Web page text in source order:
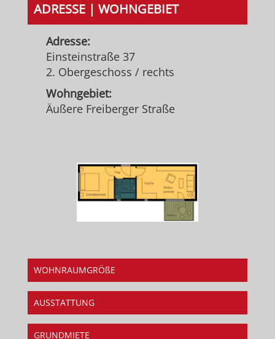
ADRESSE | WOHNGEBIET
Adresse:
Einsteinstraße 37
2. Obergeschoss / rechts
Wohngebiet:
Äußere Freiberger Straße
WOHNRAUMGRÖßE
AUSSTATTUNG
GRUNDMIETE